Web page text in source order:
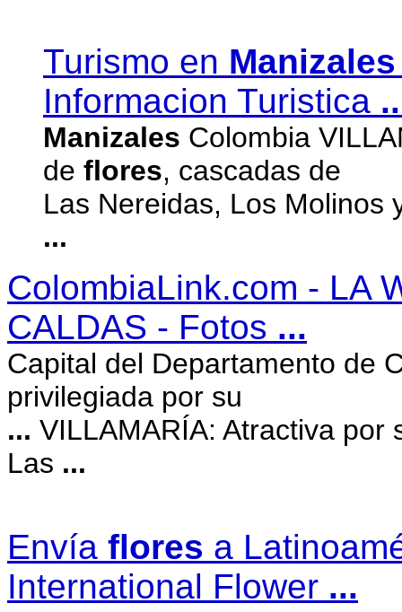
Turismo en Manizales
Informacion Turistica
Manizales Colombia
de flores, cascadas de
Las Nereidas, Los Molinos
...
ColombiaLink.com - LA
CALDAS - Fotos ...
Capital del Departamento de
privilegiada por su
... VILLAMARÍA: Atractiva por
Las ...
Envía flores a
International Flower ...